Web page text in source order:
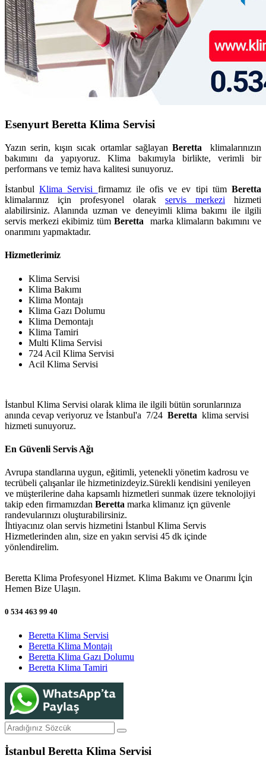
Esenyurt Beretta Klima Servisi
Yazın serin, kışın sıcak ortamlar sağlayan Beretta klimalarınızın
bakımını da yapıyoruz. Klima bakımıyla birlikte, verimli bir
performans ve temiz hava kalitesi sunuyoruz.
İstanbulKlima Servisi firmamız ile ofis ve ev tipi tümBeretta
klimalarınız için profesyonel olarak servis merkezi hizmeti
alabilirsiniz. Alanında uzman ve deneyimli klima bakımı ile ilgili
servis merkezi ekibimiz tümBeretta marka klimaların bakımını ve
onarımını yapmaktadır.
Hizmetlerimiz
Klima Servisi
Klima Bakımı
Klima Montajı
Klima Gazı Dolumu
Klima Demontajı
Klima Tamiri
Multi Klima Servisi
724 Acil Klima Servisi
Acil Klima Servisi
İstanbul Klima Servisi olarak klima ile ilgili bütün sorunlarınıza
anında cevap veriyoruz ve İstanbul'a 7/24 Beretta klima servisi
hizmeti sunuyoruz.
En Güvenli Servis Ağı
Avrupa standlarına uygun, eğitimli, yetenekli yönetim kadrosu ve
tecrübeli çalışanlar ile hizmetinizdeyiz.Sürekli kendisini yenileyen
ve müşterilerine daha kapsamlı hizmetleri sunmak üzere teknolojiyi
takip eden firmamızdan Beretta marka klimanız içn güvenle
randevularınızı oluşturabilirsiniz.
İhtiyacınız olan servis hizmetini İstanbul Klima Servis
Hizmetlerinden alın, size en yakın servisi 45 dk içinde
yönlendirelim.
Beretta Klima Profesyonel Hizmet. Klima Bakımı ve Onarımı İçin
Hemen Bize Ulaşın.
0 534 463 99 40
Beretta Klima Servisi
Beretta Klima Montajı
Beretta Klima Gazı Dolumu
Beretta Klima Tamiri
İstanbul Beretta Klima Servisi